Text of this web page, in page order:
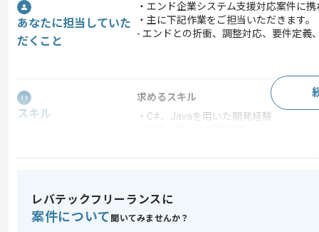
あなたに担当していた
だくこと
・エンド企業システム支援対応案件に
・主に下記作業をご担当いただきます。
- エンドとの折衝、調整対応、要件定義
スキル
求めるスキル
・C#、Javaを用いた開発経験
・要件定義経験
歓迎スキル
・TL(小規模含む)などの経験
・クラウド環境の経験
レバテックフリーランスに
案件について 聞いてみませんか？